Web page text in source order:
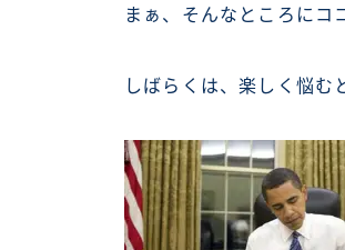
まぁ、そんなところにコ
しばらくは、楽しく悩む